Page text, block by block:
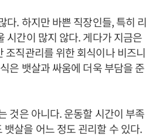
다. 하지만 바쁜 직장인들, 특히 리
시간이 많지 않다. 게다가 지금은
조직관리를 위한 회식이나 비즈니
은 뱃살과 싸움에 더욱 부담을 준
것은 아니다. 운동할 시간이 부족
살을 어느 정도 괸리할 수 있다.